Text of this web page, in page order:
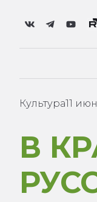
Культура11
В